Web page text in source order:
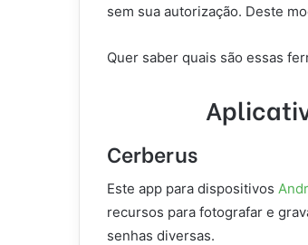
sem sua autorização. Deste
Quer saber quais são essas
Cerberus
Este app para dispositivos
recursos para fotografar e
senhas diversas.